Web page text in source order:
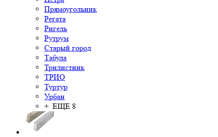
Прямоугольник
Регата
Ригель
Рутрум
Старый город
Табула
Трилистник
ТРИО
Туртур
Урбан
+ ЕЩЕ 8